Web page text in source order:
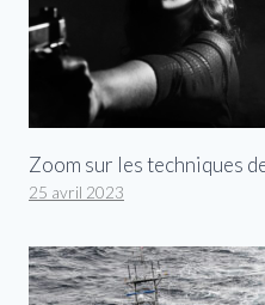
Zoom sur les techniques
25 avril 2023